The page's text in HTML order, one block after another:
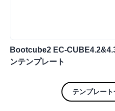
Bootcube2 EC-
ンテンプレート
テンプレー